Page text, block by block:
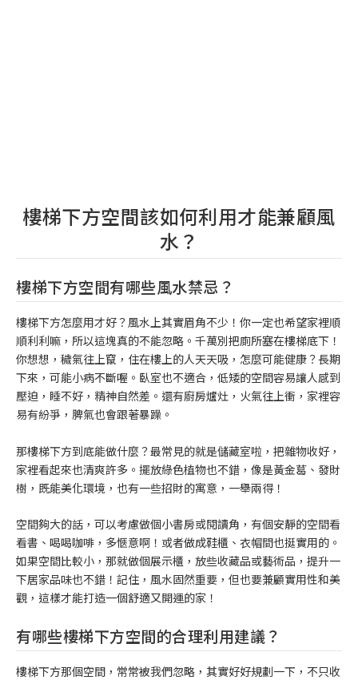
樓梯下方空間該如何利用才能兼顧風
水？
樓梯下方空間有哪些風水禁忌？
樓梯下方怎麼用才好？風水上其實眉角不少！你一定也希望家裡順
順利利嘛，所以這塊真的不能忽略。千萬別把廁所塞在樓梯底下！
你想想，穢氣往上竄，住在樓上的人天天吸，怎麼可能健康？長期
下來，可能小病不斷喔。臥室也不適合，低矮的空間容易讓人感到
壓迫，睡不好，精神自然差。還有廚房爐灶，火氣往上衝，家裡容
易有紛爭，脾氣也會跟著暴躁。
那樓梯下方到底能做什麼？最常見的就是儲藏室啦，把雜物收好，
家裡看起來也清爽許多。擺放綠色植物也不錯，像是黃金葛、發財
樹，既能美化環境，也有一些招財的寓意，一舉兩得！
空間夠大的話，可以考慮做個小書房或閱讀角，有個安靜的空間看
看書、喝喝咖啡，多愜意啊！或者做成鞋櫃、衣帽間也挺實用的。
如果空間比較小，那就做個展示櫃，放些收藏品或藝術品，提升一
下居家品味也不錯！記住，風水固然重要，但也要兼顧實用性和美
觀，這樣才能打造一個舒適又開運的家！
有哪些樓梯下方空間的合理利用建議？
樓梯下方那個空間，常常被我們忽略，其實好好規劃一下，不只收